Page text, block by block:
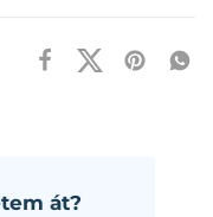
át?